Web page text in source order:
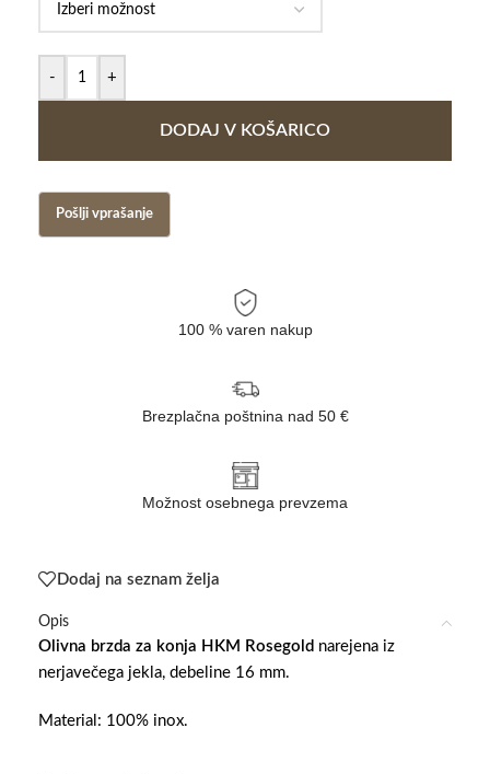
- +
DODAJ V KOŠARICO
100 % varen nakup
Brezplačna poštnina nad 50 €
Možnost osebnega prevzema
Dodaj na seznam želja
Opis
Olivna brzda za konja HKM Rosegold narejena iz
nerjavečega jekla, debeline 16 mm.
Material: 100% inox.